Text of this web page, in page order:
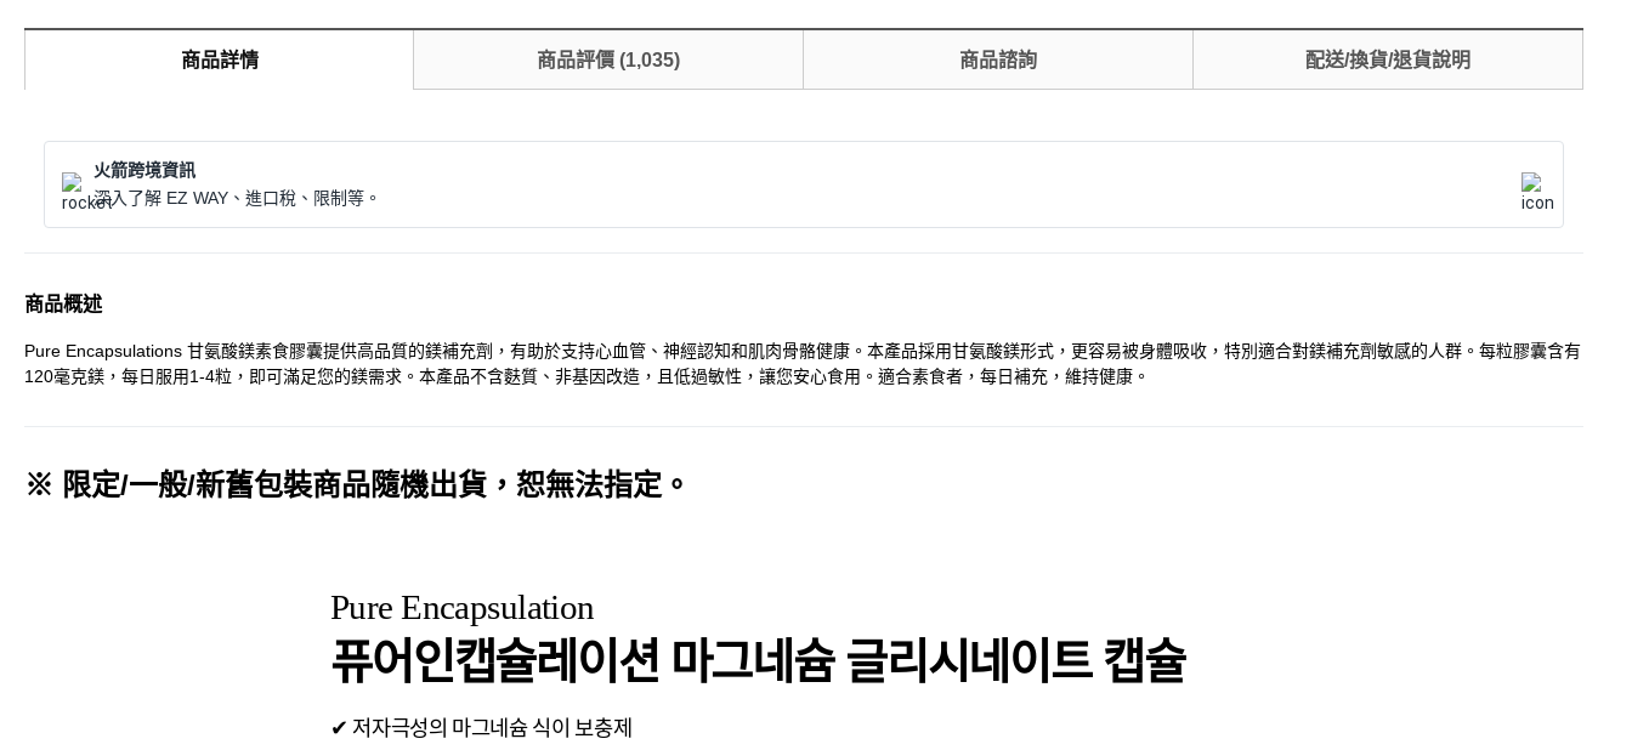
商品詳情 商品評價 (1,035) 商品諮詢 配送/換貨/退貨說明
火箭跨境資訊
深入了解 EZ WAY、進口稅、限制等。
商品概述
Pure Encapsulations 甘氨酸鎂素食膠囊提供高品質的鎂補充劑，有助於支持心血管、神經認知和肌肉骨骼健康。本產品採用甘氨酸鎂形式，更容易被身體吸收，特別適合對鎂補充劑敏感的人群。每粒膠囊含有
120毫克鎂，每日服用1-4粒，即可滿足您的鎂需求。本產品不含麩質、非基因改造，且低過敏性，讓您安心食用。適合素食者，每日補充，維持健康。
※ 限定/一般/新舊包裝商品隨機出貨，恕無法指定。
Pure Encapsulation
퓨어인캡슐레이션 마그네슘 글리시네이트 캡슐
✔ 저자극성의 마그네슘 식이 보충제